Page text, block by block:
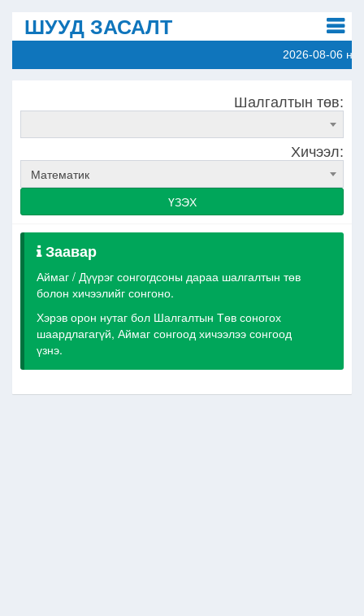
ШУУД ЗАСАЛТ
2026-08-06 ны
Шалгалтын төв:
Хичээл:
Математик
ҮЗЭХ
Заавар
Аймаг / Дүүрэг сонгогдсоны дараа шалгалтын төв
болон хичээлийг сонгоно.
Хэрэв орон нутаг бол Шалгалтын Төв соногох
шаардлагагүй, Аймаг сонгоод хичээлээ сонгоод
үзнэ.